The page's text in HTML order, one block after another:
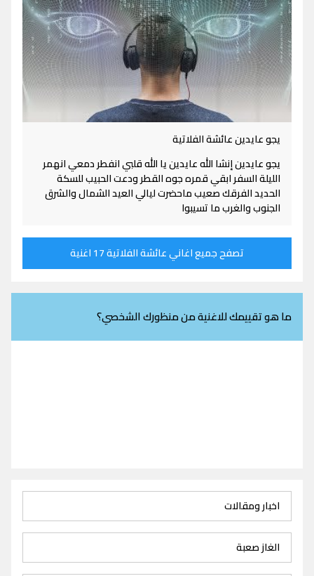
يجو عايدين عائشة الفلاتية
يجو عايدين إنشا الله عايدين يا الله قلبي انفطر دمعي انهمر
الليلة السفر ابقي قمره جوه القطر ودعت الحبيب للسكة
الحديد الفرقك صعيب ماحضرت ليالي العيد الشمال والشرق
الجنوب والغرب ما تسيبوا
تصفح جميع اغاني عائشة الفلاتية 17 اغنية
ما هو تقييمك للاغنية من منظورك الشخصي؟
اخبار ومقالات
الغاز صعبة